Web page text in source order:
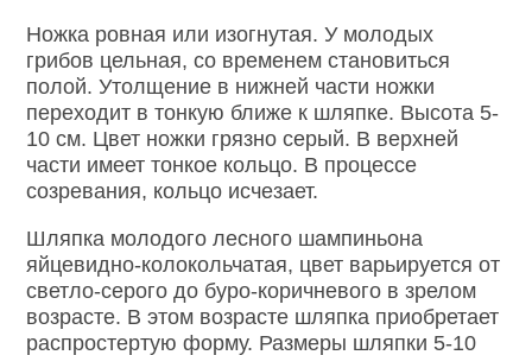
Ножка ровная или изогнутая. У молодых
грибов цельная, со временем становиться
полой. Утолщение в нижней части ножки
переходит в тонкую ближе к шляпке. Высота 5-
10 см. Цвет ножки грязно серый. В верхней
части имеет тонкое кольцо. В процессе
созревания, кольцо исчезает.
Шляпка молодого лесного шампиньона
яйцевидно-колокольчатая, цвет варьируется от
светло-серого до буро-коричневого в зрелом
возрасте. В этом возрасте шляпка приобретает
распростертую форму. Размеры шляпки 5-10